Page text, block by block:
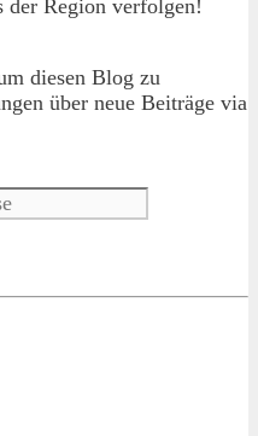
der Region verfolgen!
diesen Blog zu
über neue Beiträge via